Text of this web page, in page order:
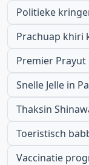
Politieke
Prachuap khiri
Premier Prayut
Snelle Jelle in
Thaksin
Toeristisch
Vaccinatie